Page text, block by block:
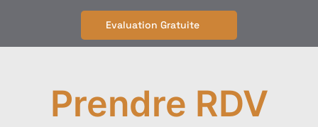
Evaluation Gratuite
Prendre RDV